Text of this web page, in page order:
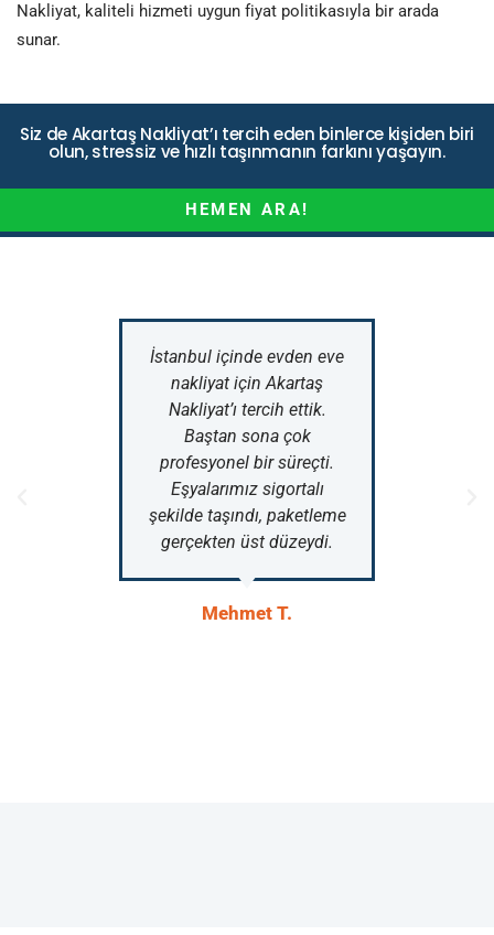
Nakliyat, kaliteli hizmeti uygun fiyat politikasıyla bir arada
sunar.
Siz de Akartaş Nakliyat’ı tercih eden binlerce kişiden biri
olun, stressiz ve hızlı taşınmanın farkını yaşayın.
HEMEN ARA!
İstanbul içinde evden eve
nakliyat için Akartaş
Nakliyat’ı tercih ettik.
Baştan sona çok
profesyonel bir süreçti.
Eşyalarımız sigortalı
şekilde taşındı, paketleme
gerçekten üst düzeydi.
Mehmet T.